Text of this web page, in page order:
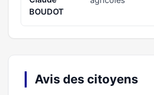
BOUDOT
Avis des citoyens